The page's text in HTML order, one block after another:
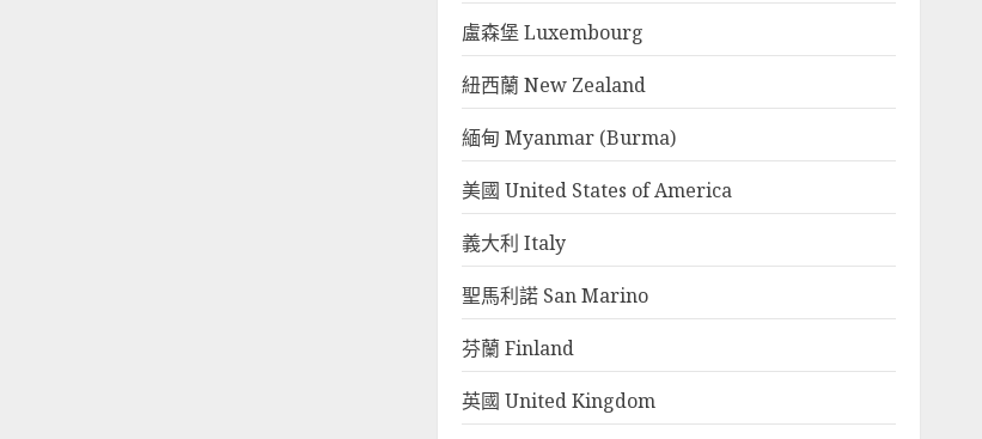
盧森堡 Luxembourg
紐西蘭 New Zealand
緬甸 Myanmar (Burma)
美國 United States of America
義大利 Italy
聖馬利諾 San Marino
芬蘭 Finland
英國 United Kingdom